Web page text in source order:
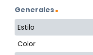
Generales
Estilo
Color